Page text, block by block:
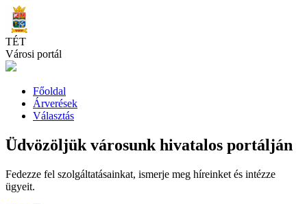
Skip
to
main
content
TÉT
Városi portál
Főoldal
Árverések
Választás
Üdvözöljük városunk hivatalos portálján
Fedezze fel szolgáltatásainkat, ismerje meg híreinket és intézze
ügyeit.